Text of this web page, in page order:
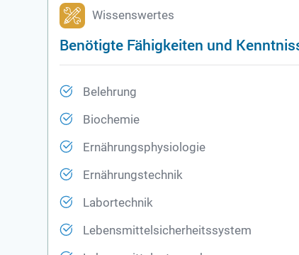
Wissenswertes
Benötigte Fähigkeiten und
Belehrung
Biochemie
Ernährungsphysiologie
Ernährungstechnik
Labortechnik
Lebensmittelsicherheitssystem